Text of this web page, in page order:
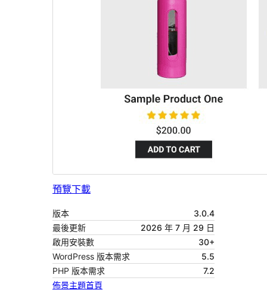
預覽下載
版本
3.0.4
最後更新
2026 年 7 月 29 日
啟用安裝數
30+
WordPress 版本需求
5.5
PHP 版本需求
7.2
佈景主題首頁